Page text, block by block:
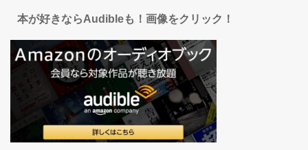
本が好きならAudibleも！画像をクリック！